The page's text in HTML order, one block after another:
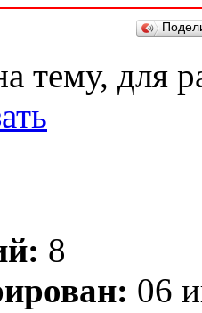
тему, для
8
06